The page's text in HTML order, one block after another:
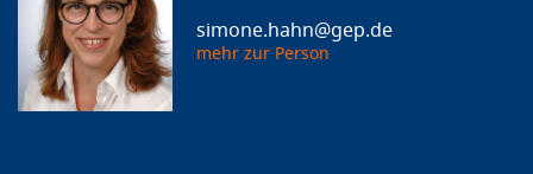
simone.hahn@gep.de
mehr zur Person